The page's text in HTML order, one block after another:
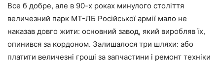
Все б добре, але в 90-х роках минулого століття
величезний парк МТ-ЛБ Російської армії мало не
наказав довго жити: основний завод, який виробляв їх,
опинився за кордоном. Залишалося три шляхи: або
платити величезні гроші за запчастини і ремонт техніки